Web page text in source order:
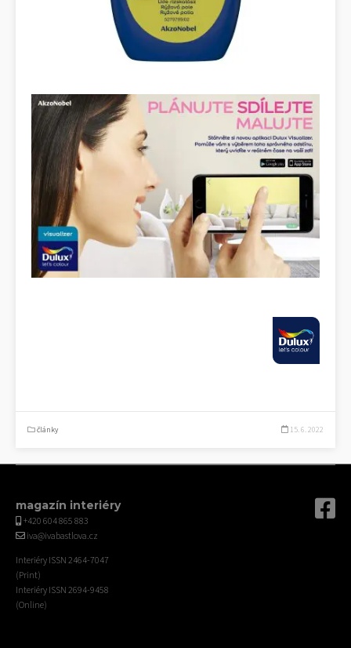
články 15. 6. 2022
magazín interiéry
+420 604 865 883
iva@ivabastlova.cz
Interiéry ISSN 2464-7047
(Print)
Interiéry ISSN 2694-9458
(Online)